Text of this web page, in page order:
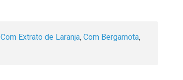
Com Extrato de Laranja, Com Bergamota,